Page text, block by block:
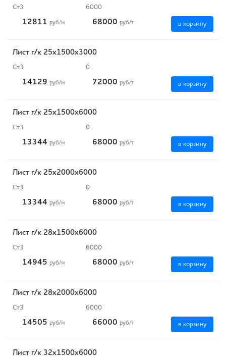
Ст3 6000
12811 руб/м 68000 руб/т в корзину
Лист г/к 25x1500x3000
Ст3 0
14129 руб/м 72000 руб/т в корзину
Лист г/к 25х1500х6000
Ст3 0
13344 руб/м 68000 руб/т в корзину
Лист г/к 25х2000х6000
Ст3 0
13344 руб/м 68000 руб/т в корзину
Лист г/к 28х1500х6000
Ст3 6000
14945 руб/м 68000 руб/т в корзину
Лист г/к 28х2000х6000
Ст3 6000
14505 руб/м 66000 руб/т в корзину
Лист г/к 32х1500х6000